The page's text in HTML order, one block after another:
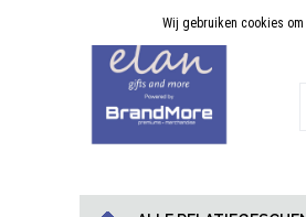
Wij gebruiken cookies